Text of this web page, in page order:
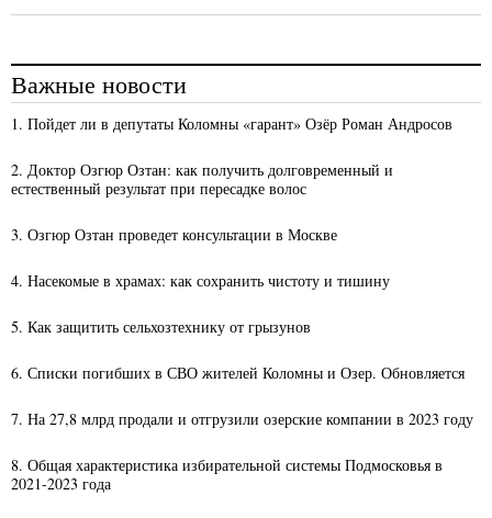
Важные новости
1. Пойдет ли в депутаты Коломны «гарант» Озёр Роман Андросов
2. Доктор Озгюр Озтан: как получить долговременный и
естественный результат при пересадке волос
3. Озгюр Озтан проведет консультации в Москве
4. Насекомые в храмах: как сохранить чистоту и тишину
5. Как защитить сельхозтехнику от грызунов
6. Списки погибших в СВО жителей Коломны и Озер. Обновляется
7. На 27,8 млрд продали и отгрузили озерские компании в 2023 году
8. Общая характеристика избирательной системы Подмосковья в
2021-2023 года